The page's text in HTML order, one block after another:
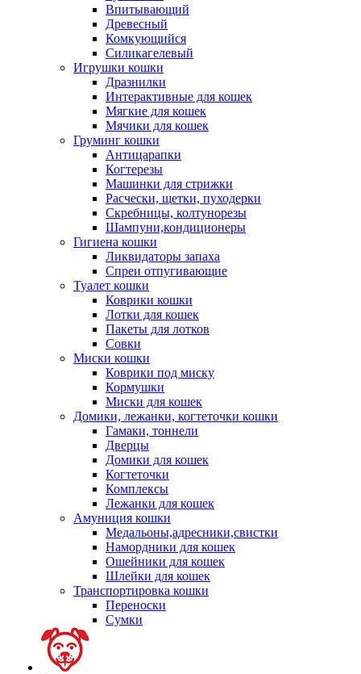
Впитывающий
Древесный
Комкующийся
Силикагелевый
Игрушки кошки
Дразнилки
Интерактивные для кошек
Мягкие для кошек
Мячики для кошек
Груминг кошки
Антицарапки
Когтерезы
Машинки для стрижки
Расчески, щетки, пуходерки
Скребницы, колтунорезы
Шампуни,кондиционеры
Гигиена кошки
Ликвидаторы запаха
Спреи отпугивающие
Туалет кошки
Коврики кошки
Лотки для кошек
Пакеты для лотков
Совки
Миски кошки
Коврики под миску
Кормушки
Миски для кошек
Домики, лежанки, когтеточки кошки
Гамаки, тоннели
Дверцы
Домики для кошек
Когтеточки
Комплексы
Лежанки для кошек
Амуниция кошки
Медальоны,адресники,свистки
Намордники для кошек
Ошейники для кошек
Шлейки для кошек
Транспортировка кошки
Переноски
Сумки